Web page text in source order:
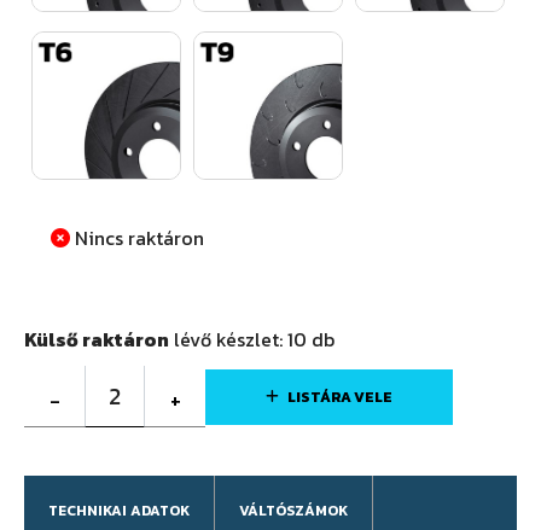
Nincs raktáron
Külső raktáron lévő készlet:10 db
- 2 + LISTÁRA VELE
TECHNIKAI ADATOK VÁLTÓSZÁMOK